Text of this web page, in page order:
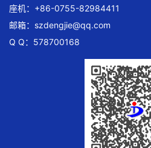
座机：+86-0755-82984411
邮箱： szdengjie@qq.com
Q Q：578700168